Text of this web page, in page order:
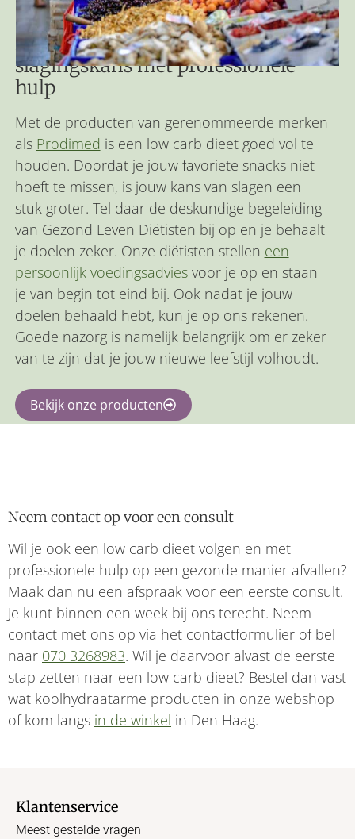
Een low carb dieet heeft de meeste
slagingskans met professionele
hulp
Met de producten van gerenommeerde merken
als Prodimed is een low carb dieet goed vol te
houden. Doordat je jouw favoriete snacks niet
hoeft te missen, is jouw kans van slagen een
stuk groter. Tel daar de deskundige begeleiding
van Gezond Leven Diëtisten bij op en je behaalt
je doelen zeker. Onze diëtisten stellen een
persoonlijk voedingsadviesvoor je op en staan
je van begin tot eind bij. Ook nadat je jouw
doelen behaald hebt, kun je op ons rekenen.
Goede nazorg is namelijk belangrijk om er zeker
van te zijn dat je jouw nieuwe leefstijl volhoudt.
Bekijk onze producten
Neem contact op voor een consult
Wil je ook een low carb dieet volgen en met
professionele hulp op een gezonde manier afvallen?
Maak dan nu een afspraak voor een eerste consult.
Je kunt binnen een week bij ons terecht. Neem
contact met ons op via het contactformulier of bel
naar 070 3268983. Wil je daarvoor alvast de eerste
stap zetten naar een low carb dieet? Bestel dan vast
wat koolhydraatarme producten in onze webshop
of kom langs in de winkel in Den Haag.
Klantenservice
Meest gestelde vragen